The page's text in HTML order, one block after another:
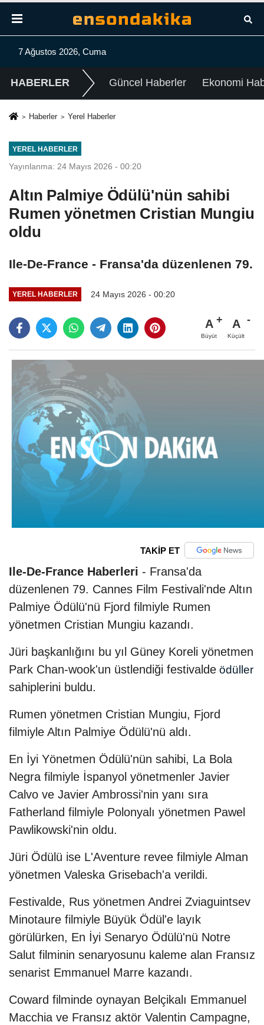
7 Ağustos 2026, Cuma
HABERLER Güncel Haberler Ekonomi
Haberler Yerel Haberler
YEREL HABERLER
Yayınlanma: 24 Mayıs 2026 - 00:20
Altın Palmiye Ödülü'nün sahibi
Rumen yönetmen Cristian Mungiu
oldu
Ile-De-France - Fransa'da düzenlenen 79.
YEREL HABERLER 24 Mayıs 2026 - 00:20
A
Büyüt
A
Küçült
TAKİP ET
Ile-De-France Haberleri - Fransa'da
düzenlenen 79. Cannes Film Festivali'nde Altın
Palmiye Ödülü'nü Fjord filmiyle Rumen
yönetmen Cristian Mungiu kazandı.
Jüri başkanlığını bu yıl Güney Koreli yönetmen
Park Chan-wook'un üstlendiği festivalde ödüller
sahiplerini buldu.
Rumen yönetmen Cristian Mungiu, Fjord
filmiyle Altın Palmiye Ödülü'nü aldı.
En İyi Yönetmen Ödülü'nün sahibi, La Bola
Negra filmiyle İspanyol yönetmenler Javier
Calvo ve Javier Ambrossi'nin yanı sıra
Fatherland filmiyle Polonyalı yönetmen Pawel
Pawlikowski'nin oldu.
Jüri Ödülü ise L'Aventure revee filmiyle Alman
yönetmen Valeska Grisebach'a verildi.
Festivalde, Rus yönetmen Andrei Zviaguintsev
Minotaure filmiyle Büyük Ödül'e layık
görülürken, En İyi Senaryo Ödülü'nü Notre
Salut filminin senaryosunu kaleme alan Fransız
senarist Emmanuel Marre kazandı.
Coward filminde oynayan Belçikalı Emmanuel
Macchia ve Fransız aktör Valentin Campagne,